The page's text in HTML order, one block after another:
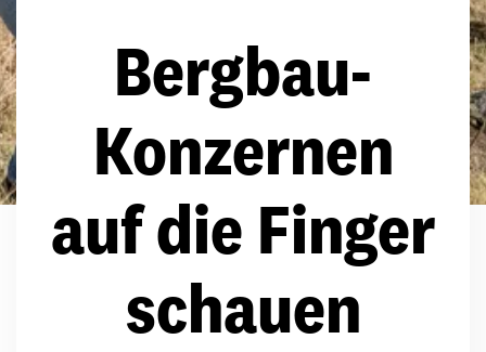
Bergbau-
Konzernen
auf die Finger
schauen